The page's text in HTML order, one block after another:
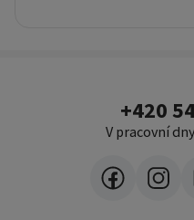
+420
V pracovní